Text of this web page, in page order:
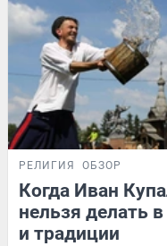
РЕЛИГИЯ ОБЗОР
Когда Иван
нельзя делать
и традиции